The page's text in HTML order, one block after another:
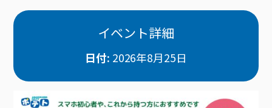
ご加入中のサービス確認・変更
サポートサービス
リモートコール
新着情報
メンテナンス・障害情報
サービス案内
ケーブルテレビトップ
チャンネル紹介
料⾦プラン
インターネット
インターネットトップ
料⾦プラン
固定電話
固定電話トップ
お困りの方はこちら
会社案内
イベント詳細
日付: 2026年8月25日